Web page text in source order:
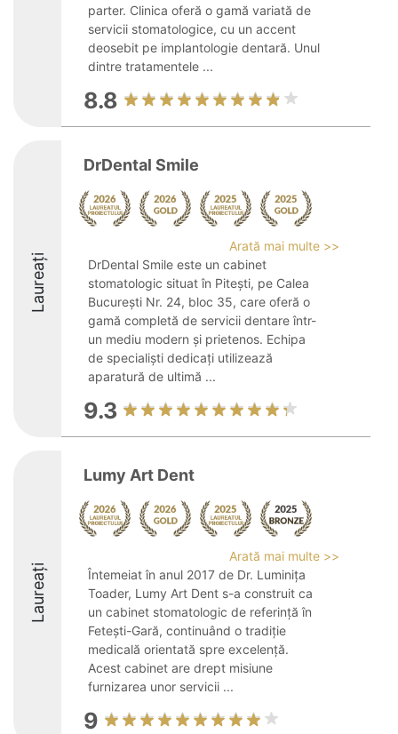
parter. Clinica oferă o gamă variată de
servicii stomatologice, cu un accent
deosebit pe implantologie dentară. Unul
dintre tratamentele ...
8.8
Laureați
DrDental Smile
Arată mai multe >>
DrDental Smile este un cabinet
stomatologic situat în Pitești, pe Calea
București Nr. 24, bloc 35, care oferă o
gamă completă de servicii dentare într-
un mediu modern și prietenos. Echipa
de specialiști dedicați utilizează
aparatură de ultimă ...
9.3
Laureați
Lumy Art Dent
Arată mai multe >>
Întemeiat în anul 2017 de Dr. Luminița
Toader, Lumy Art Dent s-a construit ca
un cabinet stomatologic de referință în
Fetești-Gară, continuând o tradiție
medicală orientată spre excelență.
Acest cabinet are drept misiune
furnizarea unor servicii ...
9